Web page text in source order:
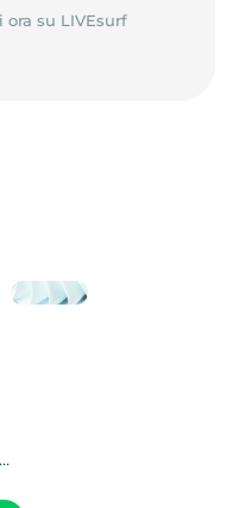
ora su LIVEsurf